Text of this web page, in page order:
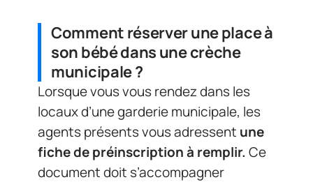
Comment réserver une place à
son bébé dans une crèche
municipale ?
Lorsque vous vous rendez dans les
locaux d’une garderie municipale, les
agents présents vous adressent une
fiche de préinscription à remplir. Ce
document doit s’accompagner